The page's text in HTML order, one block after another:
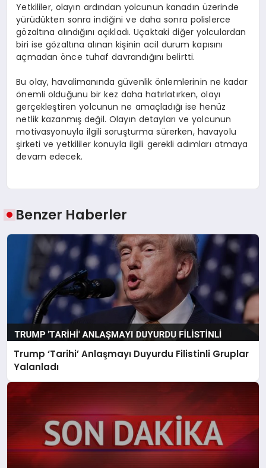
Yetkililer, olayın ardından yolcunun kanadın üzerinde
yürüdükten sonra indiğini ve daha sonra polislerce
gözaltına alındığını açıkladı. Uçaktaki diğer yolculardan
biri ise gözaltına alınan kişinin acil durum kapısını
açmadan önce tuhaf davrandığını belirtti.
Bu olay, havalimanında güvenlik önlemlerinin ne kadar
önemli olduğunu bir kez daha hatırlatırken, olayı
gerçekleştiren yolcunun ne amaçladığı ise henüz
netlik kazanmış değil. Olayın detayları ve yolcunun
motivasyonuyla ilgili soruşturma sürerken, havayolu
şirketi ve yetkililer konuyla ilgili gerekli adımları atmaya
devam edecek.
Benzer Haberler
Trump ‘Tarihi’ Anlaşmayı Duyurdu Filistinli Gruplar
Yalanladı